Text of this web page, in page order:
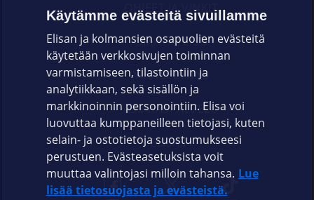
OHJEET JA VINKIT
OMAYHTEISÖ
VIANSELVITYS
ASIAKASPALVELU
ELISA.FI
Käytämme evästeitä sivuillamme
Elisan ja kolmansien osapuolien evästeitä
käytetään verkkosivujen toiminnan
varmistamiseen, tilastointiin ja
analytiikkaan, sekä sisällön ja
markkinoinnin personointiin. Elisa voi
luovuttaa kumppaneilleen tietojasi, kuten
selain- ja ostotietoja suostumukseesi
perustuen. Evästeasetuksista voit
muuttaa valintojasi milloin tahansa. Lue
lisää tietosuojasta ja evästeistä.